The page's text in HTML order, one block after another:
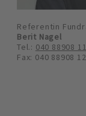
Referentin
Berit Nagel
Tel.: 040 88908
Fax: 040 88908